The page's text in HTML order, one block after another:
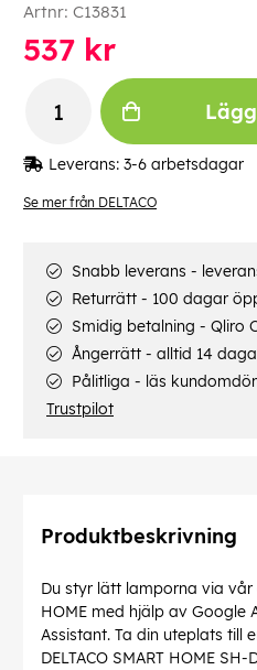
Se mer från DELTACO
Artnr: C13831
537 kr
Leverans: 3-6 arbetsdagar
Snabb leverans -
Returrätt - 100 dagar
Smidig betalning - Qliro
Ångerrätt - alltid 14
Pålitliga - läs
Trustpilot
Produktbeskrivning
Du styr lätt lamporna via vår
HOME med hjälp av Google
Assistant. Ta din uteplats till
DELTACO SMART HOME